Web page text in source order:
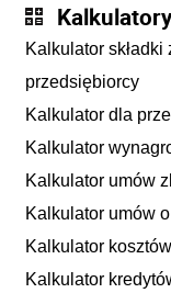
Kalkulatory
Kalkulator
przedsiębiorcy
Kalkulator dla
Kalkulator
Kalkulator umów
Kalkulator umów o
Kalkulator
Kalkulator